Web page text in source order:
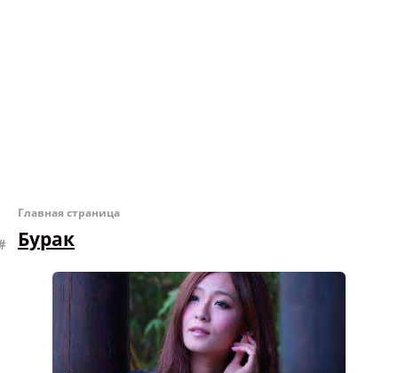
Главная страница
Бурак